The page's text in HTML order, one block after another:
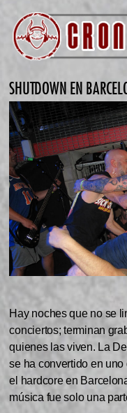
SHUTDOWN EN
Hay noches que no se
conciertos; terminan
quienes las viven. La
se ha convertido en
el hardcore en
música fue solo una